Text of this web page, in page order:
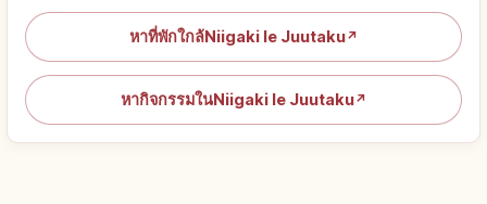
หาที่พักใกล้Niigaki Ie Juutaku↗
หากิจกรรมในNiigaki Ie Juutaku↗